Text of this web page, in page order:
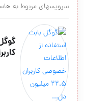
سرويسهاي مربوط به
کاربران 22.5